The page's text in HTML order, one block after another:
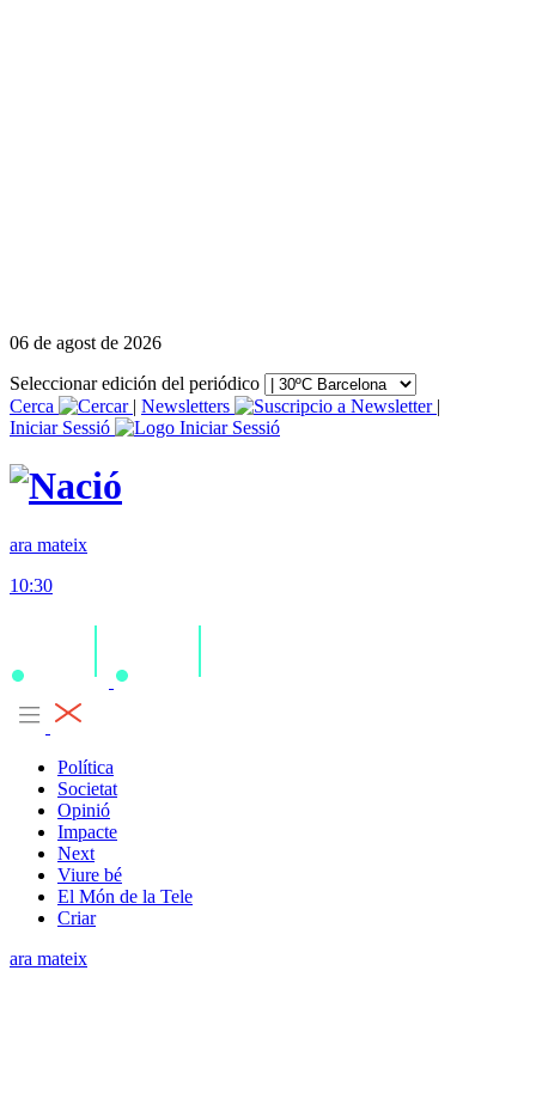
06 de agost de 2026
Seleccionar edición del periódico
Cerca
| Newsletters
|
Iniciar Sessió
ara mateix
10:30
Política
Societat
Opinió
Impacte
Next
Viure bé
El Món de la Tele
Criar
ara mateix